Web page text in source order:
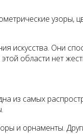
узоры,
искусства. Они
области нет
из самых
и орнаменты.